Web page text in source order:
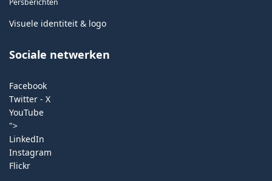
Persberichten
Visuele identiteit & logo
Sociale netwerken
Facebook
Twitter - X
YouTube
">
LinkedIn
Instagram
Flickr